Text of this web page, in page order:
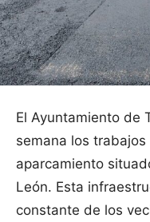
El Ayuntamiento de
semana los
aparcamiento
León. Esta
constante de los